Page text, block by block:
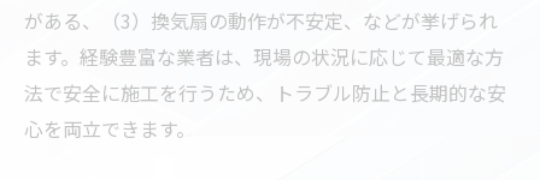
がある、（3）換気扇の動作が不安定、などが挙げられ
ます。経験豊富な業者は、現場の状況に応じて最適な方
法で安全に施工を行うため、トラブル防止と長期的な安
心を両立できます。